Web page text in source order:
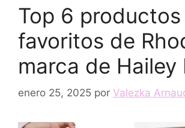
Top 6 productos
favoritos de
marca de Hailey
enero 25, 2025 por Valezka